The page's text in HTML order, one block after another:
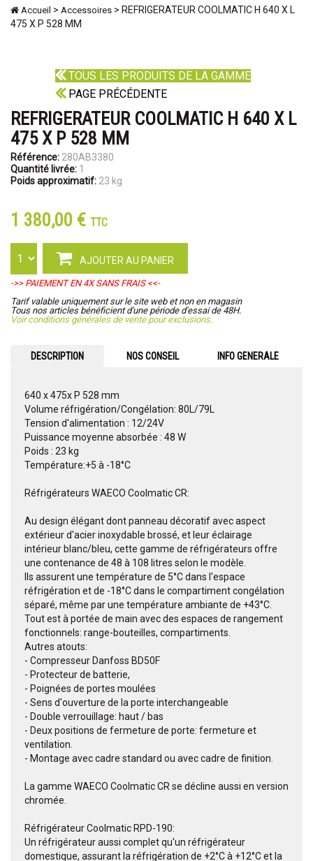
Accueil > Accessoires > REFRIGERATEUR COOLMATIC H 640 X L
475 X P 528 MM
TOUS LES PRODUITS DE LA GAMME
PAGE PRÉCÉDENTE
REFRIGERATEUR COOLMATIC H 640 X L
475 X P 528 MM
Référence: 280AB3380
Quantité livrée: 1
Poids approximatif: 23 kg
1 380,00 € TTC
AJOUTER AU PANIER
->> PAIEMENT EN 4X SANS FRAIS <<-
Tarif valable uniquement sur le site web et non en magasin
Tous nos articles bénéficient d'une période d'essai de 48H.
Voir conditions générales de vente pour exclusions.
DESCRIPTION NOS CONSEIL INFO GENERALE
640 x 475x P 528 mm
Volume réfrigération/Congélation: 80L/79L
Tension d'alimentation : 12/24V
Puissance moyenne absorbée : 48 W
Poids : 23 kg
Température:+5 à -18°C
Réfrigérateurs WAECO Coolmatic CR:
Au design élégant dont panneau décoratif avec aspect
extérieur d'acier inoxydable brossé, et leur éclairage
intérieur blanc/bleu, cette gamme de réfrigérateurs offre
une contenance de 48 à 108 litres selon le modèle.
Ils assurent une température de 5°C dans l'espace
réfrigération et de -18°C dans le compartiment congélation
séparé, même par une température ambiante de +43°C.
Tout est à portée de main avec des espaces de rangement
fonctionnels: range-bouteilles, compartiments.
Autres atouts:
- Compresseur Danfoss BD50F
- Protecteur de batterie,
- Poignées de portes moulées
- Sens d'ouverture de la porte interchangeable
- Double verrouillage: haut / bas
- Deux positions de fermeture de porte: fermeture et
ventilation.
- Montage avec cadre standard ou avec cadre de finition.
La gamme WAECO Coolmatic CR se décline aussi en version
chromée.
Réfrigérateur Coolmatic RPD-190:
Un réfrigérateur aussi complet qu'un réfrigérateur
domestique, assurant la réfrigération de +2°C à +12°C et la